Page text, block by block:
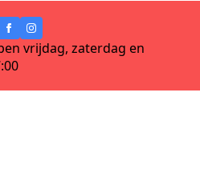
vrijdag, zaterdag en